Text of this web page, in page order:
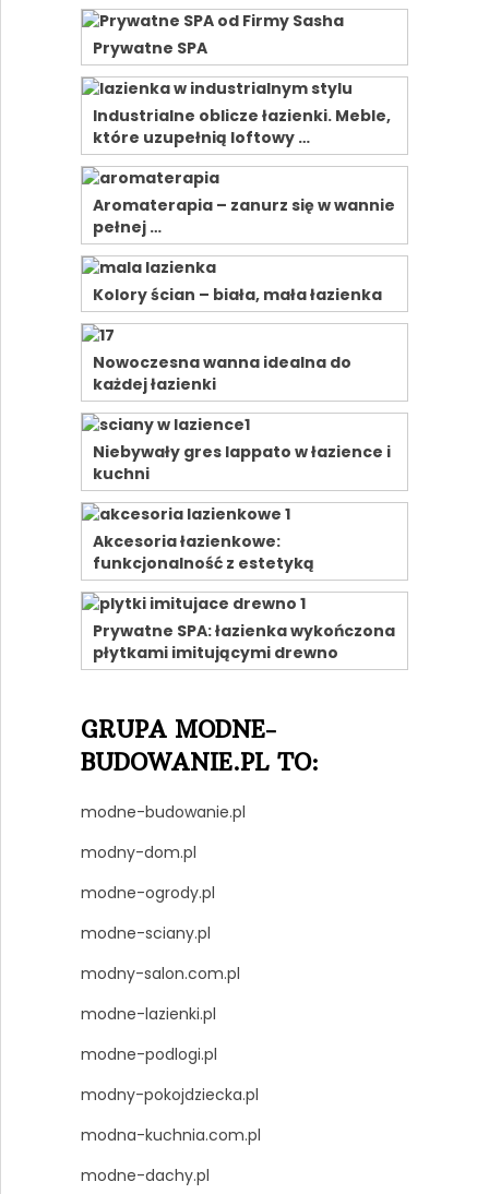
Prywatne SPA
Industrialne oblicze łazienki. Meble,
które uzupełnią loftowy …
Aromaterapia – zanurz się w wannie
pełnej …
Kolory ścian – biała, mała łazienka
Nowoczesna wanna idealna do
każdej łazienki
Niebywały gres lappato w łazience i
kuchni
Akcesoria łazienkowe:
funkcjonalność z estetyką
Prywatne SPA: łazienka wykończona
płytkami imitującymi drewno
GRUPA MODNE-
BUDOWANIE.PL TO:
modne-budowanie.pl
modny-dom.pl
modne-ogrody.pl
modne-sciany.pl
modny-salon.com.pl
modne-lazienki.pl
modne-podlogi.pl
modny-pokojdziecka.pl
modna-kuchnia.com.pl
modne-dachy.pl